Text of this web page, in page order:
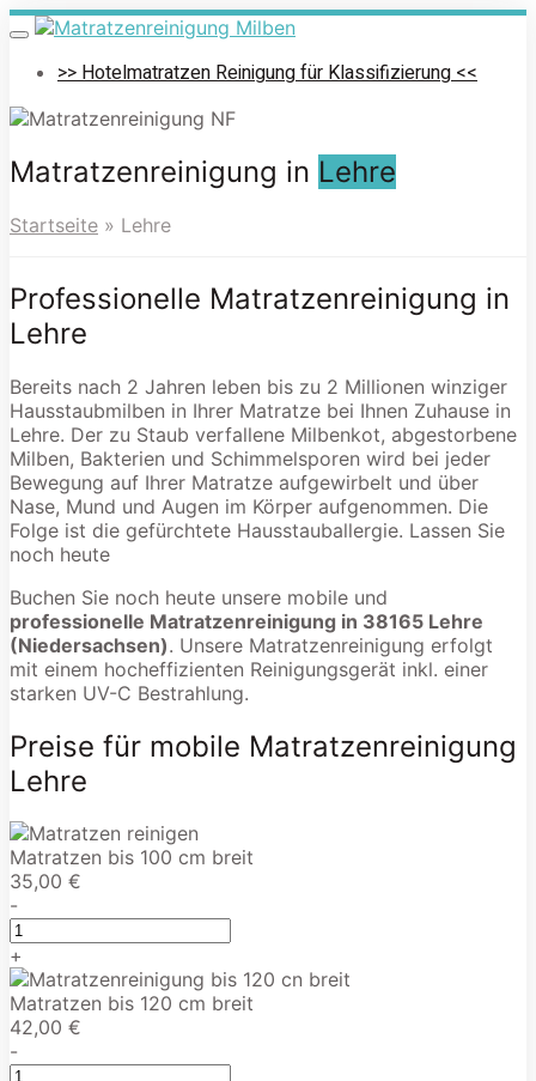
Skip
to
main
Toggle
navigation>> Hotelmatratzen Reinigung für Klassifizierung <<
Matratzenreinigung in Lehre
Startseite » Lehre
Professionelle Matratzenreinigung in
Lehre
Bereits nach 2 Jahren leben bis zu 2 Millionen winziger
Hausstaubmilben in Ihrer Matratze bei Ihnen Zuhause in
Lehre. Der zu Staub verfallene Milbenkot, abgestorbene
Milben, Bakterien und Schimmelsporen wird bei jeder
Bewegung auf Ihrer Matratze aufgewirbelt und über
Nase, Mund und Augen im Körper aufgenommen. Die
Folge ist die gefürchtete Hausstauballergie. Lassen Sie
noch heute
Buchen Sie noch heute unsere mobile und
professionelle Matratzenreinigung in 38165 Lehre
(Niedersachsen). Unsere Matratzenreinigung erfolgt
mit einem hocheffizienten Reinigungsgerät inkl. einer
starken UV-C Bestrahlung.
Preise für mobile Matratzenreinigung
Lehre
Matratzen bis 100 cm breit
35,00 €
-
+
Matratzen bis 120 cm breit
42,00 €
-